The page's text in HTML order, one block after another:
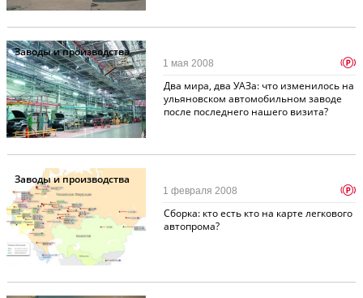
Заводы и производства
Два мира, два УАЗа: что изменилось на
ульяновском автомобильном заводе
после последнего нашего визита?
1 мая 2008 p
Заводы и производства
Сборка: кто есть кто на карте легкового
автопрома?
1 февраля 2008 p